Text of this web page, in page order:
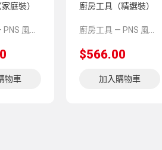
庭裝）
物車
廚房工具（精選裝）
$566.00
加入購物車